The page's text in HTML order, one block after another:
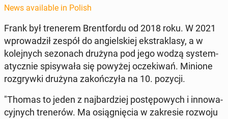
News available in Polish
Frank był trenerem Brent­for­du od 2018 roku. W 2021
wprowadz­ił zespół do ang­iel­skiej ek­strak­lasy, a w
kole­jnych se­zonach drużyna pod jego wodzą sys­tem­
aty­cznie spisy­wała się powyżej oczeki­wań. Minione
roz­gry­w­ki drużyna za­kończyła na 10. pozycji.
"Thomas to jeden z na­jbardziej postępowych i in­nowa­
cyjnych tren­erów. Ma os­iąg­nię­cia w za­kre­sie rozwoju